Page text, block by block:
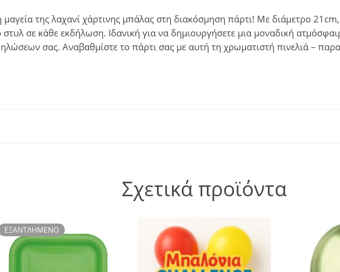
της λαχανί χάρτινης μπάλας στη διακόσμηση πάρτι! Με διάμετρο
στυλ σε κάθε εκδήλωση. Ιδανική για να δημιουργήσετε μια μοναδική
σας. Αναβαθμίστε το πάρτι σας με αυτή τη χρωματιστή πινελιά –
Σχετικά προϊόντα
ΕΞΑΝΤΛΗΜΈΝΟ